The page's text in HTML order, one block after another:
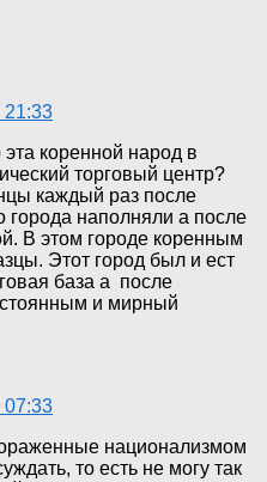
21:33
коренной народ в
торговый центр?
каждый раз после
города наполняли а после
В этом городе коренным
Этот город был и ест
база а после
и мирный
07:33
национализмом
то есть не могу так